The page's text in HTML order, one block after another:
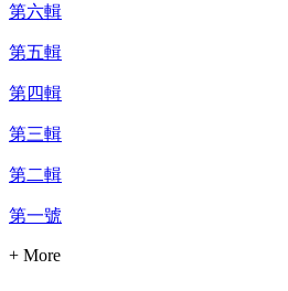
第六輯
第五輯
第四輯
第三輯
第二輯
第一號
+ More